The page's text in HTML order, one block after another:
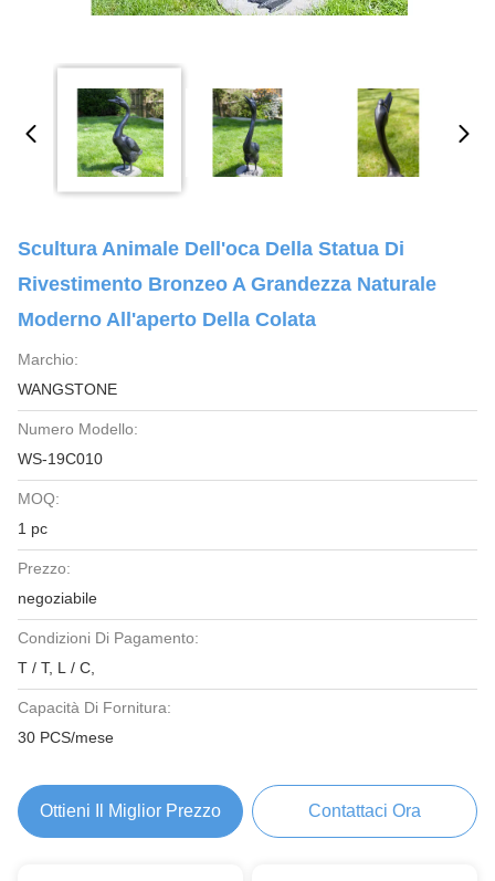
Scultura Animale Dell'oca Della Statua Di
Rivestimento Bronzeo A Grandezza Naturale
Moderno All'aperto Della Colata
Marchio:
WANGSTONE
Numero Modello:
WS-19C010
MOQ:
1 pc
Prezzo:
negoziabile
Condizioni Di Pagamento:
T / T, L / C,
Capacità Di Fornitura:
30 PCS/mese
Ottieni Il Miglior Prezzo Contattaci Ora